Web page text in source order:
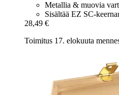
Metallia & muovia
Sisältää EZ SC-
28,49 €
Toimitus 17. elokuuta